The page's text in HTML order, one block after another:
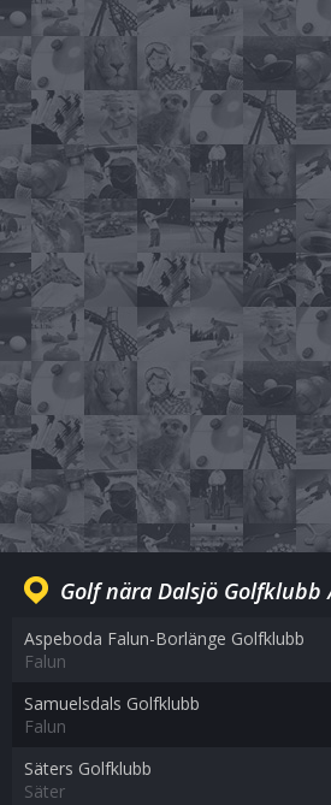
Golf nära Dalsjö Golfklubb
Aspeboda Falun-Borlänge Golfklubb
Falun
Samuelsdals Golfklubb
Falun
Säters Golfklubb
Säter